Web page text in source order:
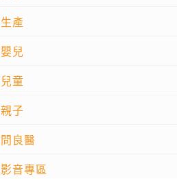
生產
嬰兒
兒童
親子
問良醫
影音專區